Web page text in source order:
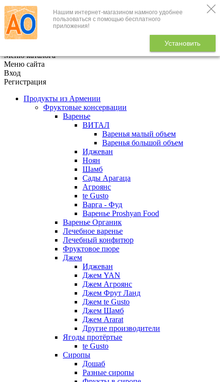
Нашим интернет-магазином намного удобнее
пользоваться с помощью бесплатного
приложения!
Установить
+7 (495) 646-888-1
В корзине
Меню каталога
Меню сайта
Вход
Регистрация
Продукты из Армении
Фруктовые консервации
Варенье
ВИТАЛ
Варенья малый объем
Варенья большой объем
Иджеван
Ноян
Шамб
Сады Арагаца
Агроянс
te Gusto
Варга - Фуд
Варенье Proshyan Food
Варенье Органик
Лечебное варенье
Лечебный конфитюр
Фруктовое пюре
Джем
Иджеван
Джем YAN
Джем Агроянс
Джем Фрут Ланд
Джем te Gusto
Джем Шамб
Джем Ararat
Другие производители
Ягоды протёртые
te Gusto
Сиропы
Дошаб
Разные сиропы